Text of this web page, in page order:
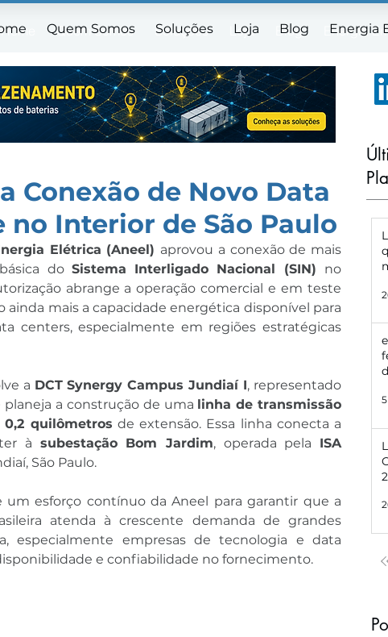
Quem Somos Soluções Loja Blog Energia
Home Quem Somos Soluções Loja Blog Energia
Conexão de Novo Data
no Interior de São Paulo
Elétrica (Aneel) aprovou a conexão de mais
do Sistema Interligado Nacional (SIN) no
abrange a operação comercial e em teste
ainda mais a capacidade energética disponível para
centers, especialmente em regiões estratégicas
a DCT Synergy Campus Jundiaí I, representado
planeja a construção de uma linha de transmissão
0,2 quilômetros de extensão. Essa linha conecta a
à subestação Bom Jardim, operada pela ISA
São Paulo.
um esforço contínuo da Aneel para garantir que a
atenda à crescente demanda de grandes
especialmente empresas de tecnologia e data
e confiabilidade no fornecimento.